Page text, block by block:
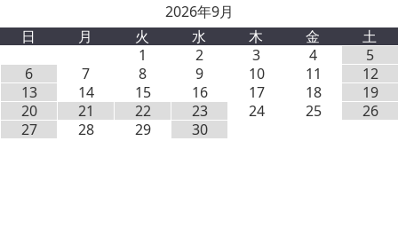
2026年9月
日
月 火 水 木 金
土
1
2 3 4
5
6
7 8 9 10 11
12
13
14 15 16 17 18
19
20
21 22 23 24 25
26
27
28 29 30